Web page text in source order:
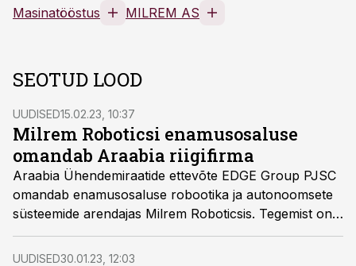
Masinatööstus MILREM AS
SEOTUD LOOD
UUDISED15.02.23, 10:37
Milrem Roboticsi enamusosaluse
omandab Araabia riigifirma
Araabia Ühendemiraatide ettevõte EDGE Group PJSC
omandab enamusosaluse robootika ja autonoomsete
süsteemide arendajas Milrem Roboticsis. Tegemist on
suurima investeeringuga Eesti kasvavasse
kaitsetööstusesse, seisab ettevõtte teates.
UUDISED30.01.23, 12:03